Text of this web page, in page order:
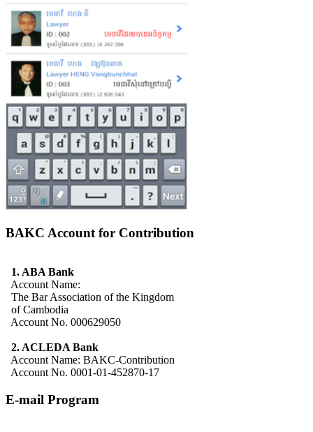
BAKC Account for Contribution
1. ABA Bank
Account Name:
The Bar Association of the Kingdom
of Cambodia
Account No. 000629050
2. ACLEDA Bank
Account Name: BAKC-Contribution
Account No. 0001-01-452870-17
E-mail Program